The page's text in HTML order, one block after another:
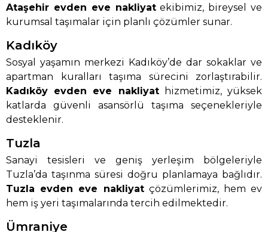
Ataşehir evden eve nakliyatekibimiz, bireysel ve
kurumsal taşımalar için planlı çözümler sunar.
Kadıköy
Sosyal yaşamın merkezi Kadıköy’de dar sokaklar ve
apartman kuralları taşıma sürecini zorlaştırabilir.
Kadıköy evden eve nakliyathizmetimiz, yüksek
katlarda güvenli asansörlü taşıma seçenekleriyle
desteklenir.
Tuzla
Sanayi tesisleri ve geniş yerleşim bölgeleriyle
Tuzla’da taşınma süresi doğru planlamaya bağlıdır.
Tuzla evden eve nakliyatçözümlerimiz, hem ev
hem iş yeri taşımalarında tercih edilmektedir.
Ümraniye